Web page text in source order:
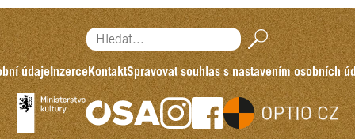
Hledat...
údajeInzerceKontaktSpravovat souhlas s nastavením osobních